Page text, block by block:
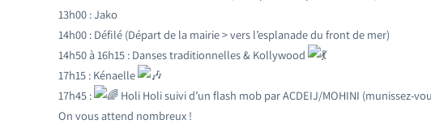
13h00 : Jako
14h00 : Défilé (Départ de la mairie > vers l’esplanade du front de mer)
14h50 à 16h15 : Danses traditionnelles & Kollywood
17h15 : Kénaelle
17h45 :
Holi Holi suivi d’un flash mob par ACDEIJ/MOHINI (munissez-
On vous attend nombreux !